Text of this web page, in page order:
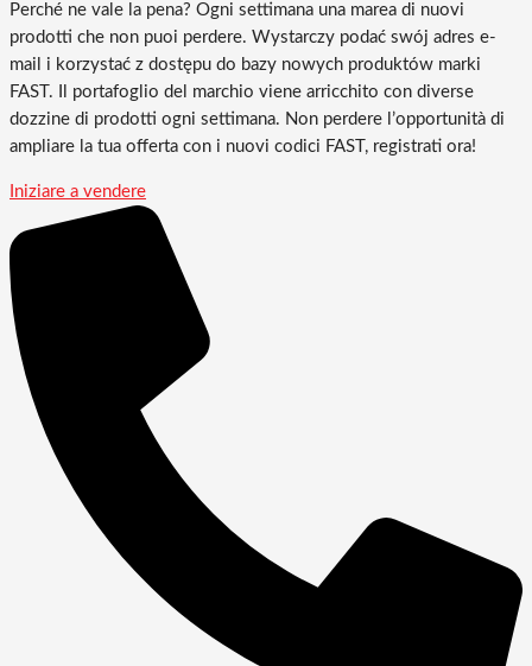
Perché ne vale la pena? Ogni settimana una marea di nuovi
prodotti che non puoi perdere. Wystarczy podać swój adres e-
mail i korzystać z dostępu do bazy nowych produktów marki
FAST. Il portafoglio del marchio viene arricchito con diverse
dozzine di prodotti ogni settimana. Non perdere l’opportunità di
ampliare la tua offerta con i nuovi codici FAST, registrati ora!
Iniziare a vendere